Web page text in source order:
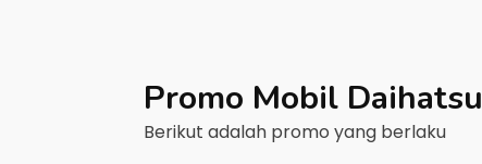
Promo Mobil Daihatsu
Berikut adalah promo yang berlaku